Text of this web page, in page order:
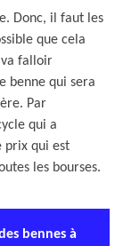
Donc, il faut les
que cela
va falloir
benne qui sera
Par
qui a
prix qui est
les bourses.
bennes à